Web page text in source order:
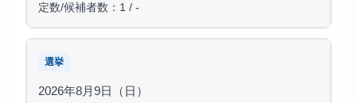
定数/候補者数：1 / -
選挙
2026年8月9日（日）